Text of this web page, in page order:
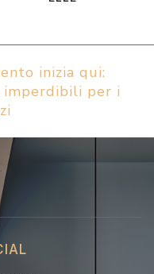
inizia qui:
per i